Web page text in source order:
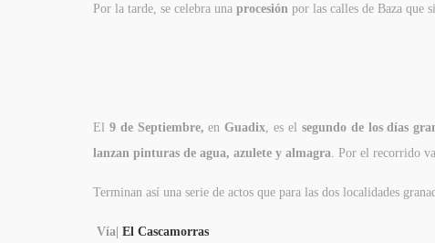
Por la tarde, se celebra una procesión por las calles de Baza que
El 9 de Septiembre, enGuadix , es el segundo de los días
lanzan pinturas de agua, azulete y almagra . Por el recorrido
Terminan así una serie de actos que para las dos localidades
Vía| El Cascamorras